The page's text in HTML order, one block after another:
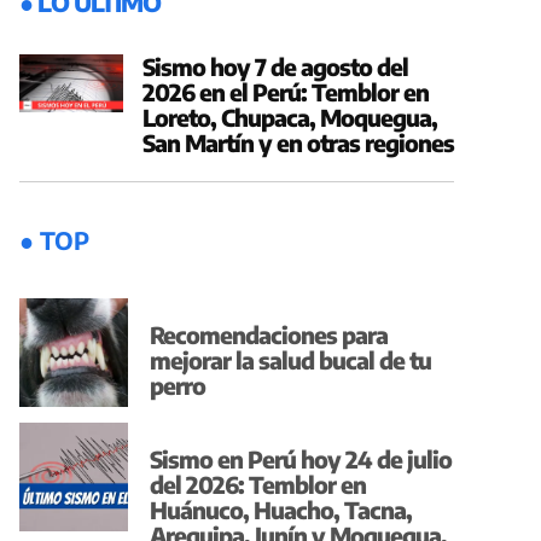
Sismo hoy 7 de agosto del
2026 en el Perú: Temblor en
Loreto, Chupaca, Moquegua,
San Martín y en otras regiones
● TOP
Recomendaciones para
mejorar la salud bucal de tu
perro
Sismo en Perú hoy 24 de julio
del 2026: Temblor en
Huánuco, Huacho, Tacna,
Arequipa, Junín y Moquegua,